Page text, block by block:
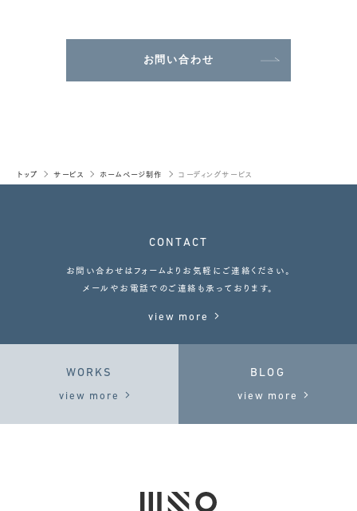
お問い合わせ
トップ サービス ホームページ制作 コーディングサービス
CONTACT
お問い合わせはフォームよりお気軽にご連絡ください。
メールやお電話でのご連絡も承っております。
view more
WORKS
view more
BLOG
view more